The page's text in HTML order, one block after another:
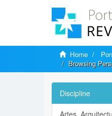
Home
Browsing
Discipline
Artes,